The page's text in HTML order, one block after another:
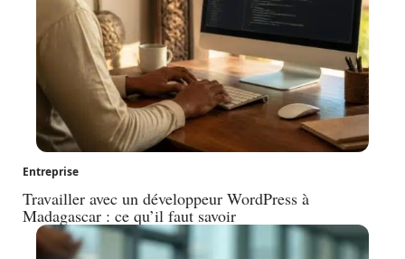
Entreprise
Travailler avec un développeur WordPress à
Madagascar : ce qu’il faut savoir